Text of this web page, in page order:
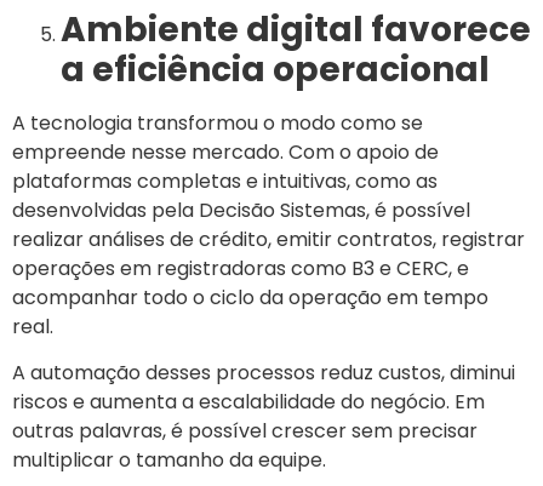
Ambiente digital favorece
a eficiência operacional
A tecnologia transformou o modo como se
empreende nesse mercado. Com o apoio de
plataformas completas e intuitivas, como as
desenvolvidas pela Decisão Sistemas, é possível
realizar análises de crédito, emitir contratos, registrar
operações em registradoras como B3 e CERC, e
acompanhar todo o ciclo da operação em tempo
real.
A automação desses processos reduz custos, diminui
riscos e aumenta a escalabilidade do negócio. Em
outras palavras, é possível crescer sem precisar
multiplicar o tamanho da equipe.